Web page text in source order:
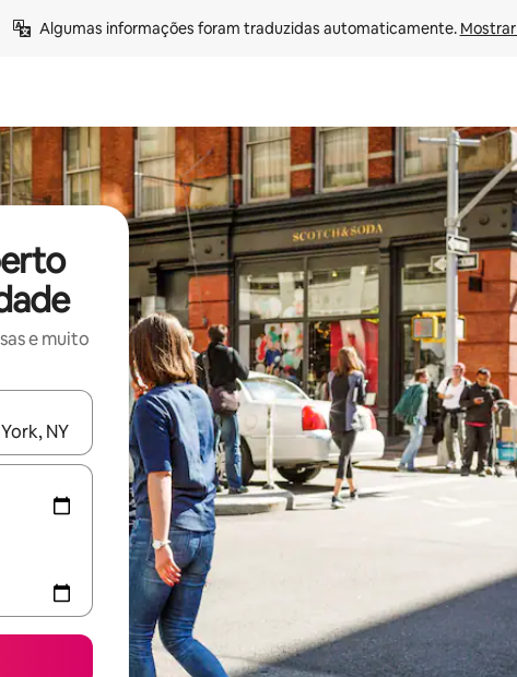
Algumas informações foram traduzidas automaticamente.
e muito
explore-os usando as seta para cima e para baixo do teclado ou